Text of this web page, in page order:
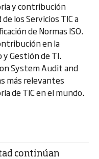
y contribución
los Servicios TIC a
de Normas ISO.
en la
y Gestión de TI.
System Audit and
más relevantes
de TIC en el mundo.
continúan